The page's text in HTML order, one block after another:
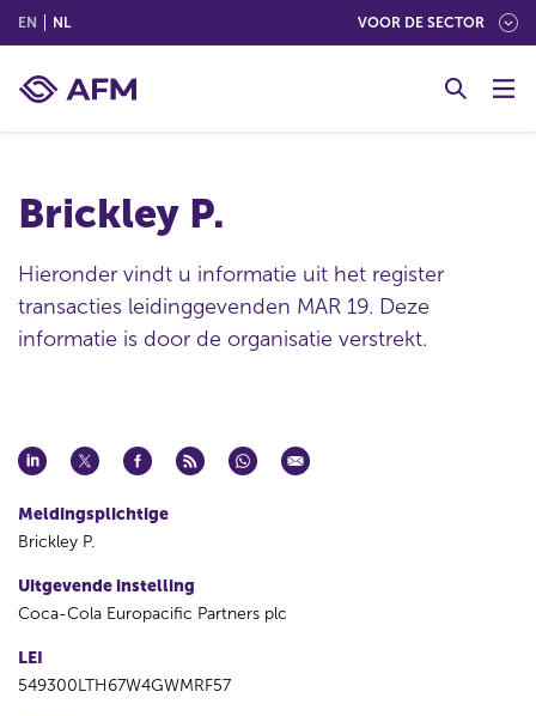
EN (ENGLISH)
NL(NEDERLANDS (NEDERLAND)) VOOR DE SECTOR
Brickley P.
Hieronder vindt u informatie uit het register
transacties leidinggevenden MAR 19. Deze
informatie is door de organisatie verstrekt.
Meldingsplichtige
Brickley P.
Uitgevende instelling
Coca-Cola Europacific Partners plc
LEI
549300LTH67W4GWMRF57